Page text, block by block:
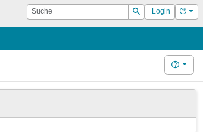
Suche
Suchen
Login Hilfe
Hilfe